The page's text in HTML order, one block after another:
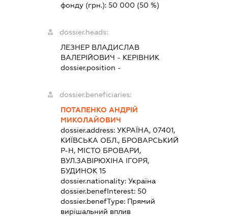
фонду (грн.):50 000 (50 %)
dossier.heads:
ЛЕЗНЕР ВЛАДИСЛАВ
ВАЛЕРІЙОВИЧ - КЕРІВНИК
dossier.position -
dossier.beneficiaries:
ПОТАПЕНКО АНДРІЙ
МИКОЛАЙОВИЧ
dossier.address:УКРАЇНА, 07401,
КИЇВСЬКА ОБЛ., БРОВАРСЬКИЙ
Р-Н, МІСТО БРОВАРИ,
ВУЛ.ЗАВІРЮХІНА ІГОРЯ,
БУДИНОК 15
dossier.nationality:Україна
dossier.benefInterest:50
dossier.benefType: Прямий
вирішальний вплив